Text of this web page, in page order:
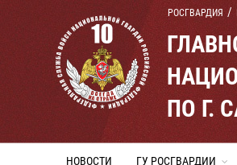
РОСГВАРДИЯ
ПО Г.
НОВОСТИ ГУ РОСГВАРДИИ